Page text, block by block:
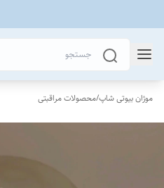
موژان بیوتی شاپ/محصولات مراقبتی